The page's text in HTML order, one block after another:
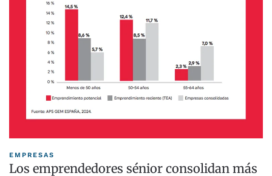
EMPRESAS
Los emprendedores sénior consolidan más